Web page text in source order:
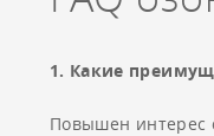
Канальные
1. Какие
Повышен интерес